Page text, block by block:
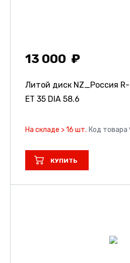
13 000
Литой диск NZ_Россия R-
ET 35 DIA 58.6
На складе > 16 шт. Код
КУПИТЬ